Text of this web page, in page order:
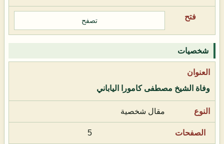
تصفح
شخصيات
وفاة الشيخ مصطفى كامورا الياباني
مقال شخصية
5